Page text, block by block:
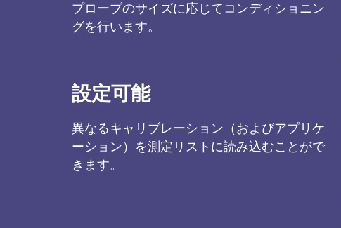
プローブのサイズに応じてコンディショニン
グを行います。
設定可能
異なるキャリブレーション（およびアプリケ
ーション）を測定リストに読み込むことがで
きます。